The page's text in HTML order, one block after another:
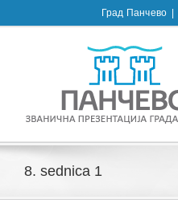
to
Град Панчево
8. sednica 1